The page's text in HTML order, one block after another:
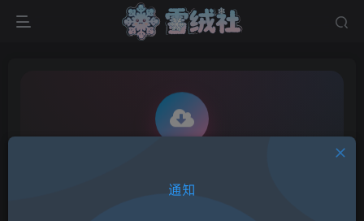
资源下载/解压相关说明
通知